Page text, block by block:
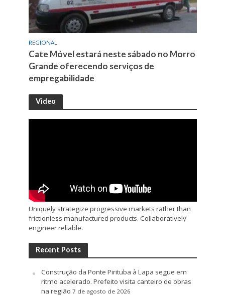
REGIONAL
Cate Móvel estará neste sábado no Morro
Grande oferecendo serviços de
empregabilidade
Video
Uniquely strategize progressive markets rather than
frictionless manufactured products. Collaboratively
engineer reliable.
Recent Posts
Construção da Ponte Pirituba à Lapa segue em
ritmo acelerado. Prefeito visita canteiro de obras
na região 7 de agosto de 2026